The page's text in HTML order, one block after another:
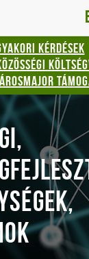
KÉRDÉSEK